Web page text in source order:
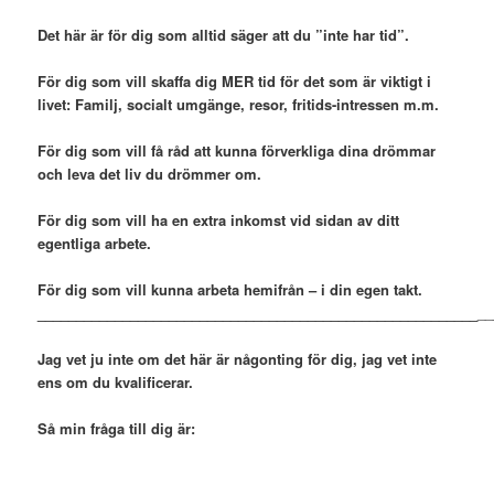
Det här är för dig som alltid säger att du ”inte har tid”.
För dig som vill skaffa dig MER tid för det som är viktigt i
livet: Familj, socialt umgänge, resor, fritids-intressen m.m.
För dig som vill få råd att kunna förverkliga dina drömmar
och leva det liv du drömmer om.
För dig som vill ha en extra inkomst vid sidan av ditt
egentliga arbete.
För dig som vill kunna arbeta hemifrån – i din egen takt.
Jag vet ju inte om det här är någonting för dig, jag vet inte
ens om du kvalificerar.
Så min fråga till dig är: